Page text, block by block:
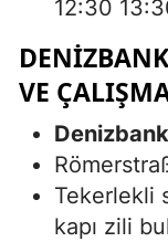
12:30
VE
Tekerlekli
kapı zili